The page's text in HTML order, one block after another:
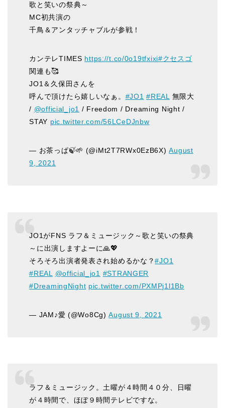
歌と笑いの祭典～
MC初共演の
千鳥＆アンタッチャブルが参戦！
カンテレTIMES https://t.co/0o19tfxixi#クセスゴ
関連も🥰
JO1＆久保田さんを
呼んで頂けたら嬉しいなぁ。 #JO1 #REAL無限大
/ @official_jo1 / Freedom / Dreaming Night /
STAY pic.twitter.com/56LCeDJnbw
— お茶っぱ🍃🌱 (@iMt2T7RWx0EzB6X)August
9, 2021
JO1がFNS ラフ＆ミュージック～歌と笑いの祭典
～に出演しますよーに🙏💖
そろそろ出演者発表され始めるかな？#JO1
#REAL
@official_jo1 #STRANGER
#DreamingNight pic.twitter.com/PXMPj1l1Bb
— JAM♪愛 (@Wo8Cg)August 9, 2021
ラフ＆ミュージック。土曜が４時間４０分、日曜
が４時間で、ほぼ９時間テレビですな。